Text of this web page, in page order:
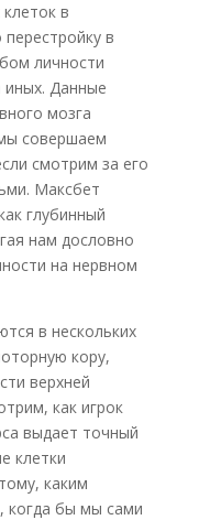
в
в
личности
Данные
мозга
совершаем
смотрим за его
Максбет
глубинный
нам дословно
на нервном
в нескольких
кору,
верхней
как игрок
выдает точный
клетки
каким
когда бы мы сами